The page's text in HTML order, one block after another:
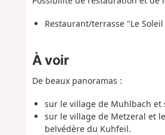
Restaurant/terrasse "Le
À voir
De beaux panoramas :
sur le village de Muhlbach et
sur le village de Metzeral et
belvédère du Kuhfeil.